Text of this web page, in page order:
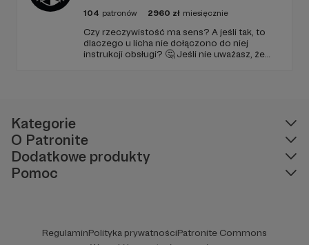
104 patronów 2960 zł miesięcznie
Czy rzeczywistość ma sens? A jeśli tak, to
dlaczego u licha nie dołączono do niej
instrukcji obsługi? 🤔 Jeśli nie uważasz, że
Kategorie
O Patronite
Dodatkowe produkty
Pomoc
RegulaminPolityka prywatnościPatronite Commons